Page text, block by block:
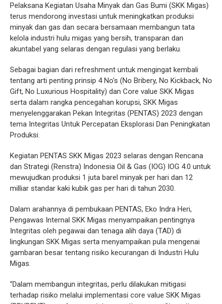
Pelaksana Kegiatan Usaha Minyak dan Gas Bumi (SKK Migas)
terus mendorong investasi untuk meningkatkan produksi
minyak dan gas dan secara bersamaan membangun tata
kelola industri hulu migas yang bersih, transparan dan
akuntabel yang selaras dengan regulasi yang berlaku.
Sebagai bagian dari refreshment untuk mengingat kembali
tentang arti penting prinsip 4 No's (No Bribery, No Kickback, No
Gift, No Luxurious Hospitality) dan Core value SKK Migas
serta dalam rangka pencegahan korupsi, SKK Migas
menyelenggarakan Pekan Integritas (PENTAS) 2023 dengan
tema Integritas Untuk Percepatan Eksplorasi Dan Peningkatan
Produksi.
Kegiatan PENTAS SKK Migas 2023 selaras dengan Rencana
dan Strategi (Renstra) Indonesia Oil & Gas (IOG) IOG 4.0 untuk
mewujudkan produksi 1 juta barel minyak per hari dan 12
milliar standar kaki kubik gas per hari di tahun 2030.
Dalam arahannya di pembukaan PENTAS, Eko Indra Heri,
Pengawas Internal SKK Migas menyampaikan pentingnya
Integritas oleh pegawai dan tenaga alih daya (TAD) di
lingkungan SKK Migas serta menyampaikan pula mengenai
gambaran besar tentang risiko kecurangan di Industri Hulu
Migas.
“Dalam membangun integritas, perlu dilakukan mitigasi
terhadap risiko melalui implementasi core value SKK Migas